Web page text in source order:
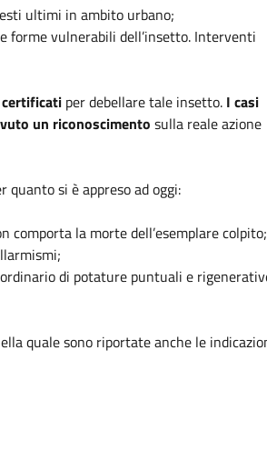
ultimi in ambito urbano;
forme vulnerabili dell’insetto. Interventi
per debellare tale insetto. I casi
un riconoscimento sulla reale azione
quanto si è appreso ad oggi:
comporta la morte dell’esemplare colpito;
di potature puntuali e
quale sono riportate anche le